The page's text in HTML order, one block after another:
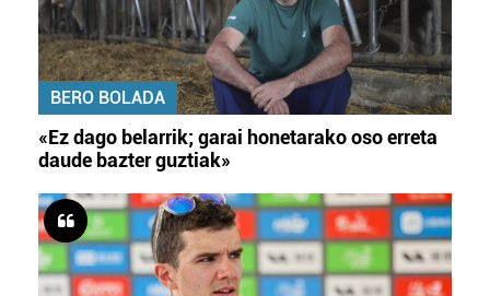
BERO BOLADA
«Ez dago belarrik; garai honetarako oso erreta
daude bazter guztiak»